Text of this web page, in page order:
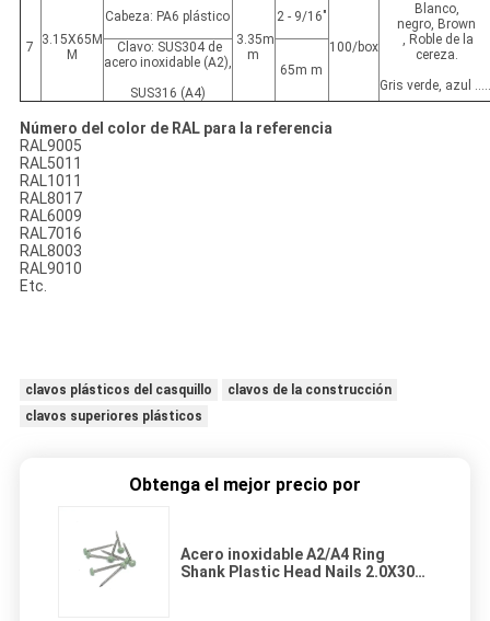
7
3.15X65M
M
Cabeza: PA6 plástico
3.35m
m
2 - 9/16"
100/box
Blanco,
negro, Brown
, Roble de la
cereza.
Gris verde, azul
Clavo: SUS304 de
acero inoxidable (A2),
SUS316 (A4)
65m m
Número del color de RAL para la referencia
RAL9005
RAL5011
RAL1011
RAL8017
RAL6009
RAL7016
RAL8003
RAL9010
Etc.
clavos plásticos del casquillo
clavos de la construcción
clavos superiores plásticos
Obtenga el mejor precio por
Acero inoxidable A2/A4 Ring
Shank Plastic Head Nails 2.0X30m